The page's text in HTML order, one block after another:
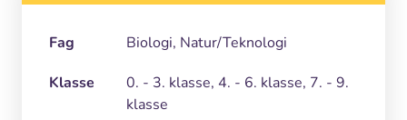
Fag
Biologi, Natur/Teknologi
Klasse
0. - 3. klasse, 4. - 6. klasse, 7. - 9.
klasse